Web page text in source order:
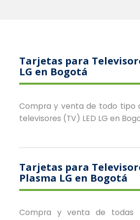
Tarjetas para
LG en Bogotá
Compra y venta de todo tipo
televisores (TV) LED LG en
Tarjetas para
Plasma LG en Bogotá
Compra y venta de todas